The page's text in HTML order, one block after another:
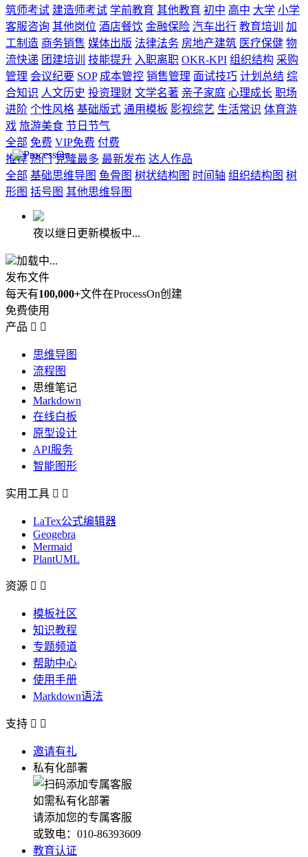
筑师考试 建造师考试 学前教育 其他教育 初中 高中 大学 小学
客服咨询 其他岗位 酒店餐饮 金融保险 汽车出行 教育培训
加
工制造 商务销售 媒体出版 法律法务 房地产建筑 医疗保健 物
流快递 团建培训 技能提升 入职离职 OKR-KPI 组织结构 采购
管理 会议纪要 SOP 成本管控 销售管理 面试技巧 计划总结 综
合知识 人文历史 投资理财 文学名著 亲子家庭 心理成长 职场
进阶 个性风格 基础版式 通用模板 影视综艺 生活常识 体育游
戏 旅游美食 节日节气
全部 免费 VIP免费 付费
推荐 热门 克隆最多 最新发布 达人作品
全部 基础思维导图 鱼骨图 树状结构图 时间轴 组织结构图 树
形图 括号图 其他思维导图
夜以继日更新模板中...
加载中...
发布文件
每天有100,000+文件在ProcessOn创建
免费使用
产品  
思维导图
流程图
思维笔记
Markdown
在线白板
原型设计
API服务
智能图形
实用工具  
LaTex公式编辑器
Geogebra
Mermaid
PlantUML
资源  
模板社区
知识教程
专题频道
帮助中心
使用手册
Markdown语法
支持  
邀请有礼
私有化部署
如需私有化部署
请添加您的专属客服
或致电：010-86393609
教育认证